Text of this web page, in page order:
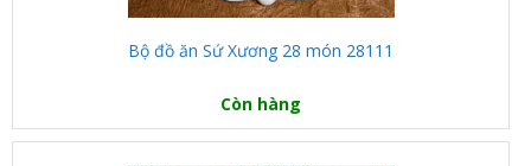
Bộ đồ ăn Sứ Xương 28 món 28111
Còn hàng